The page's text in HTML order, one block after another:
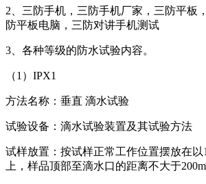
2、三防手机，三防手机厂家，三防平板
防平板电脑，三防对讲手机测试
3、各种等级的防水试验内容。
（1）IPX1
方法名称：垂直 滴水试验
试验设备：滴水试验装置及其试验方法
试样放置：按试样正常工作位置摆放在以
上，样品顶部至滴水口的距离不大于